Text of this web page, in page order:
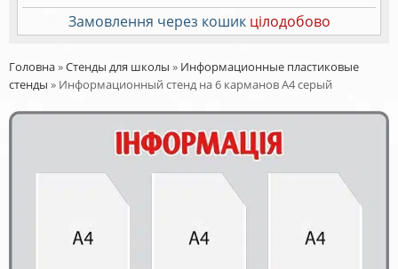
Замовлення через кошик цілодобово
Головна»Стенды для школы » Информационные пластиковые
стенды » Информационный стенд на 6 карманов А4 серый